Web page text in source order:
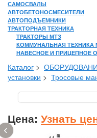
САМОСВАЛЫ
АВТОБЕТОНОСМЕСИТЕЛИ
АВТОПОДЪЕМНИКИ
ТРАКТОРНАЯ ТЕХНИКА
ТРАКТОРЫ МТЗ
КОММУНАЛЬНАЯ ТЕХНИКА
НАВЕСНОЕ И ПРИЦЕПНОЕ
Каталог >
установки > Тросовые
‹
Цена: Узнать